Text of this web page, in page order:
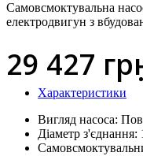
Самовсмоктувальна
електродвигун з
29 427
Характеристики
Вигляд насоса:
Діаметр з'єднання: